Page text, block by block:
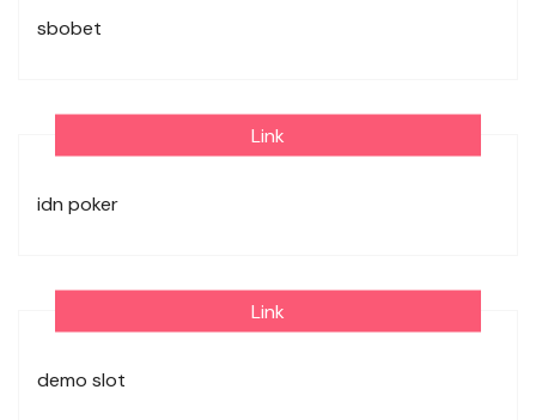
sbobet
Link
idn poker
Link
demo slot